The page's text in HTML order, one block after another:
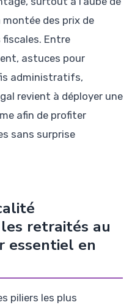
des prix de
fiscales. Entre
astuces pour
administratifs,
revient à déployer une
afin de profiter
sans surprise
retraités au
essentiel en
piliers les plus